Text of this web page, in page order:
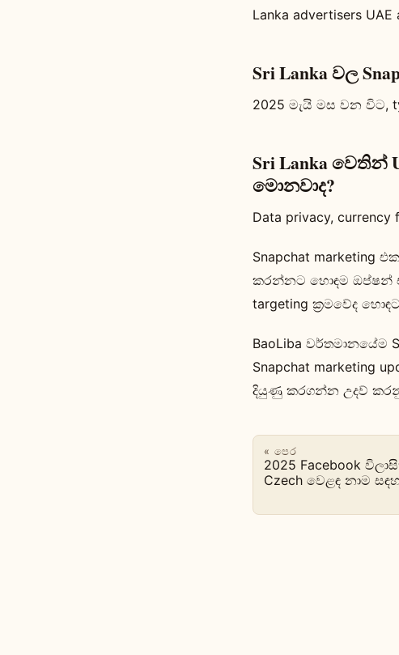
Lanka advertisers
Sri Lanka වල
2025 මැයි මස වන විට,
Sri Lanka වෙතින්
මොනවාද?
Data privacy,
Snapchat marketing
කරන්නට හොඳම ඔප්ෂන්
targeting ක්‍රමවේද
BaoLiba වර්තමානයේම
Snapchat marketing
දියුණු කරගන්න උදව්
« පෙර
2025 Facebook
Czech වෙළඳ නාම